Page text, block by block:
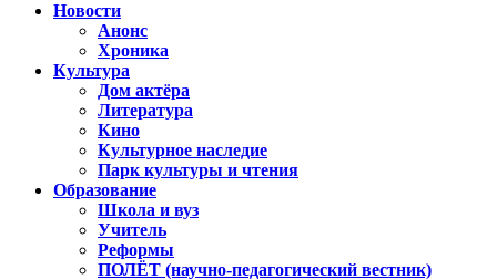
Новости
Анонс
Хроника
Культура
Дом актёра
Литература
Кино
Культурное наследие
Парк культуры и чтения
Образование
Школа и вуз
Учитель
Реформы
ПОЛЁТ (научно-педагогический вестник)